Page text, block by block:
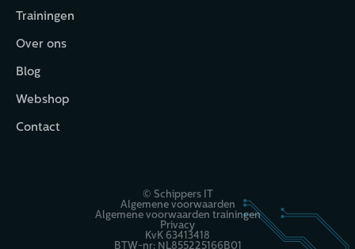
Trainingen
Over ons
Blog
Webshop
Contact
© Schippers IT
Algemene voorwaarden
Algemene voorwaarden trainingen
Privacy
KvK 63413418
BTW-nr: NL855225166B01